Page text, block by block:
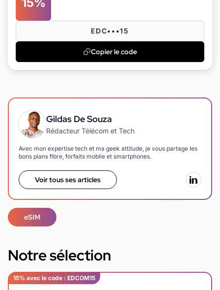
EDC•••15
Copier le code
Gildas De Souza
Rédacteur Télécom et Tech
Avec mon expertise tech et ma geek attitude, je vous partage les
bons plans fibre, forfaits mobile et smartphones.
Voir tous ses articles
eSIM
Notre sélection
15% avec le code : EDCOM15